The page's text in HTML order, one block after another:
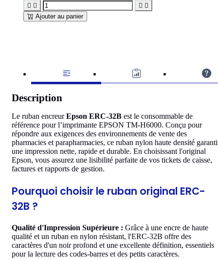
   
Ajouter au panier
Description
Le ruban encreurEpson ERC-32B est le consommable de
référence pour l’imprimante EPSON TM-H6000. Conçu pour
répondre aux exigences des environnements de vente des
pharmacies et parapharmacies, ce ruban nylon haute densité
une impression nette, rapide et durable. En choisissant l'original
Epson, vous assurez une lisibilité parfaite de vos tickets de caisse,
factures et rapports de gestion.
Pourquoi choisir le ruban original ERC-
32B ?
Qualité d'Impression Supérieure : Grâce à une encre de haute
qualité et un ruban en nylon résistant, l'ERC-32B offre des
caractères d'un noir profond et une excellente définition, essentiels
pour la lecture des codes-barres et des petits caractères.